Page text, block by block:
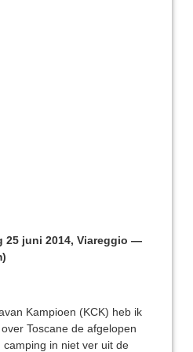
25 juni 2014, Viareggio —
Kampioen (KCK) heb ik
Toscane de afgelopen
in niet ver uit de